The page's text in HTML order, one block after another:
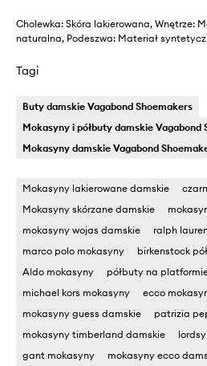
Cholewka: Skóra lakierowana, Wnętrze:
naturalna, Podeszwa: Materiał
Tagi
Buty damskie Vagabond Shoemakers
Mokasyny i półbuty damskie Vagabond
Mokasyny damskie Vagabond
Mokasyny lakierowane damskie
Mokasyny skórzane damskie
mokasyny wojas damskie
ralph
marco polo mokasyny
birkenstock
Aldo mokasyny
półbuty na
michael kors mokasyny
ecco
mokasyny guess damskie
patrizia
mokasyny timberland damskie
gant mokasyny
mokasyny ecco